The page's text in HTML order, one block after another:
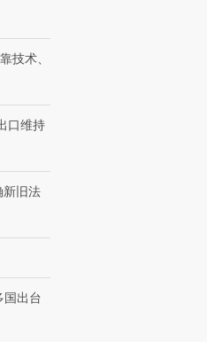
视线｜被称为“蟑螂”的印
度Z世代 用街头抗争将教
育部长拱下台
【商旅对话】华住集团
技术、
口维持
新旧法
国出台